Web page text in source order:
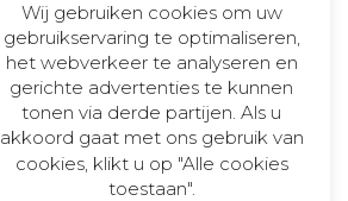
Blokzijl VR30+1, onverslaanbaar,
onnavolgbaar en ongekend kampioen.
23 MEI 2025
Wij gebruiken cookies om uw
gebruikservaring te optimaliseren,
het webverkeer te analyseren en
gerichte advertenties te kunnen
tonen via derde partijen. Als u
akkoord gaat met ons gebruik van
cookies, klikt u op "Alle cookies
toestaan".